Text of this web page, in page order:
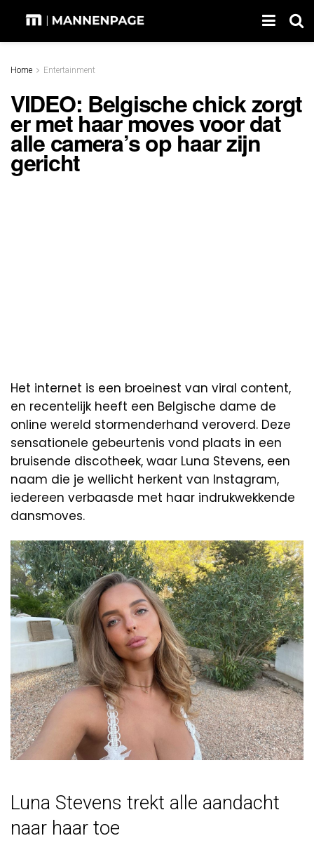
Home Entertainment
VIDEO: Belgische chick zorgt
er met haar moves voor dat
alle camera’s op haar zijn
gericht
Het internet is een broeinest van viral content,
en recentelijk heeft een Belgische dame de
online wereld stormenderhand veroverd. Deze
sensationele gebeurtenis vond plaats in een
bruisende discotheek, waar Luna Stevens, een
naam die je wellicht herkent van Instagram,
iedereen verbaasde met haar indrukwekkende
dansmoves.
Luna Stevens trekt alle aandacht
naar haar toe